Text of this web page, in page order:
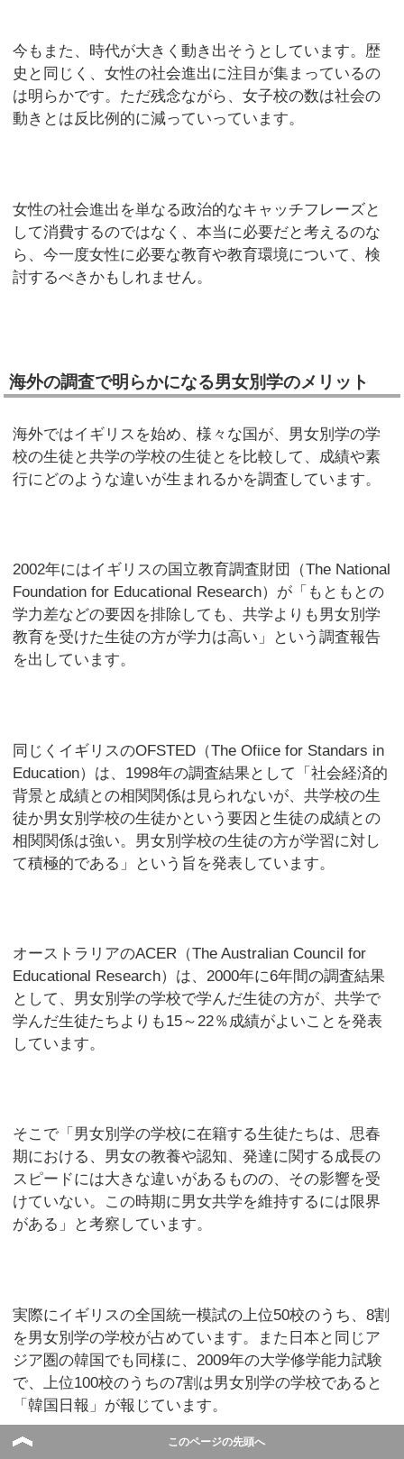
今もまた、時代が大きく動き出そうとしています。歴
史と同じく、女性の社会進出に注目が集まっているの
は明らかです。ただ残念ながら、女子校の数は社会の
動きとは反比例的に減っていっています。
女性の社会進出を単なる政治的なキャッチフレーズと
して消費するのではなく、本当に必要だと考えるのな
ら、今一度女性に必要な教育や教育環境について、検
討するべきかもしれません。
海外の調査で明らかになる男女別学のメリット
海外ではイギリスを始め、様々な国が、男女別学の学
校の生徒と共学の学校の生徒とを比較して、成績や素
行にどのような違いが生まれるかを調査しています。
2002年にはイギリスの国立教育調査財団（The National
Foundation for Educational Research）が「もともとの
学力差などの要因を排除しても、共学よりも男女別学
教育を受けた生徒の方が学力は高い」という調査報告
を出しています。
同じくイギリスのOFSTED（The Ofiice for Standars in
Education）は、1998年の調査結果として「社会経済的
背景と成績との相関関係は見られないが、共学校の生
徒か男女別学校の生徒かという要因と生徒の成績との
相関関係は強い。男女別学校の生徒の方が学習に対し
て積極的である」という旨を発表しています。
オーストラリアのACER（The Australian Council for
Educational Research）は、2000年に6年間の調査結果
として、男女別学の学校で学んだ生徒の方が、共学で
学んだ生徒たちよりも15～22％成績がよいことを発表
しています。
そこで「男女別学の学校に在籍する生徒たちは、思春
期における、男女の教養や認知、発達に関する成長の
スピードには大きな違いがあるものの、その影響を受
けていない。この時期に男女共学を維持するには限界
がある」と考察しています。
実際にイギリスの全国統一模試の上位50校のうち、8割
を男女別学の学校が占めています。また日本と同じア
ジア圏の韓国でも同様に、2009年の大学修学能力試験
で、上位100校のうちの7割は男女別学の学校であると
「韓国日報」が報じています。
このページの先頭へ